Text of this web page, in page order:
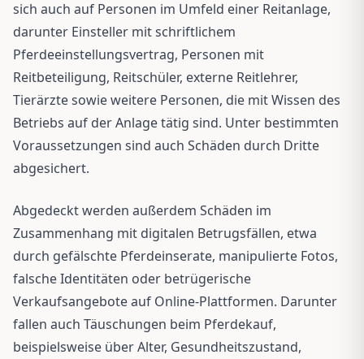
sich auch auf Personen im Umfeld einer Reitanlage,
darunter Einsteller mit schriftlichem
Pferdeeinstellungsvertrag, Personen mit
Reitbeteiligung, Reitschüler, externe Reitlehrer,
Tierärzte sowie weitere Personen, die mit Wissen des
Betriebs auf der Anlage tätig sind. Unter bestimmten
Voraussetzungen sind auch Schäden durch Dritte
abgesichert.
Abgedeckt werden außerdem Schäden im
Zusammenhang mit digitalen Betrugsfällen, etwa
durch gefälschte Pferdeinserate, manipulierte Fotos,
falsche Identitäten oder betrügerische
Verkaufsangebote auf Online-Plattformen. Darunter
fallen auch Täuschungen beim Pferdekauf,
beispielsweise über Alter, Gesundheitszustand,